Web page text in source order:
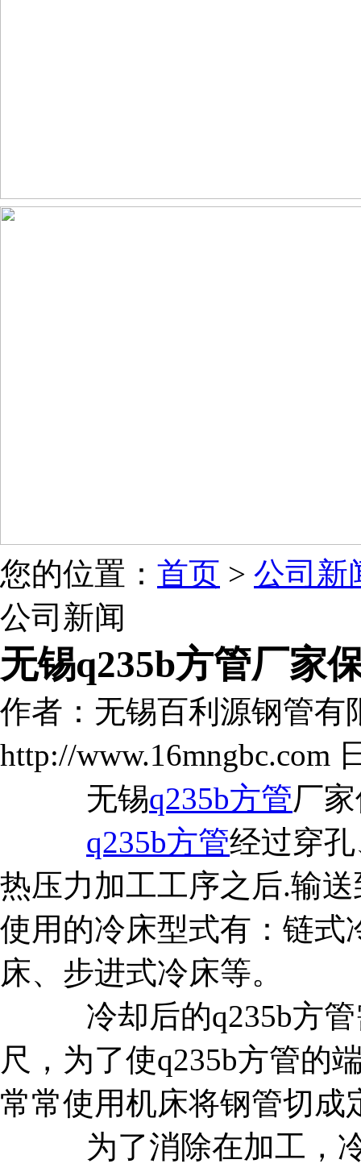
您的位置： 首页 > 公司新
公司新闻
无锡q235b方管厂家
作者：无锡百利源钢管有
http://www.16mngbc.com
无锡q235b方管厂
q235b方管经过穿
热压力加工工序之后.输
使用的冷床型式有：链式
床、步进式冷床等。
冷却后的q235b方管
尺，为了使q235b方管的
常常使用机床将钢管切成
为了消除在加工，冷